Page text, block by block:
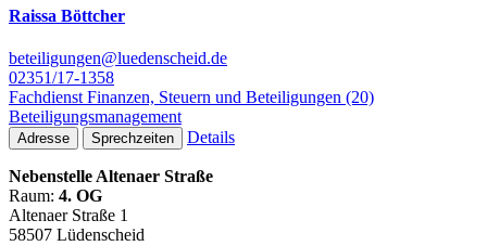
Raissa Böttcher
beteiligungen@luedenscheid.de
02351/17-1358
Fachdienst Finanzen, Steuern und Beteiligungen (20)
Beteiligungsmanagement
Adresse Sprechzeiten Details
Nebenstelle Altenaer Straße
Raum: 4. OG
Altenaer Straße 1
58507 Lüdenscheid